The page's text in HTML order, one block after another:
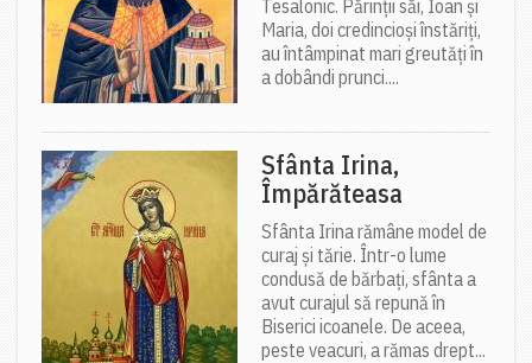
Tesalonic. Părinții săi, Ioan și
Maria, doi credincioși înstăriți,
au întâmpinat mari greutăți în
a dobândi prunci....
Sfânta Irina,
Împărăteasa
Sfânta Irina rămâne model de
curaj și tărie. Într-o lume
condusă de bărbați, sfânta a
avut curajul să repună în
Biserici icoanele. De aceea,
peste veacuri, a rămas drept...